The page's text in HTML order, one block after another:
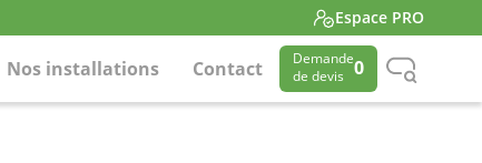
Espace PRO
Nos installations Contact
Demande
de devis 0